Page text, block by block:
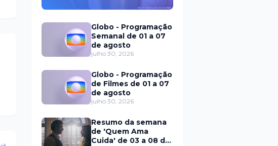
Globo - Programação
Semanal de 01 a 07
de agosto
julho 30, 2026
Globo - Programação
de Filmes de 01 a 07
de agosto
julho 30, 2026
Resumo da semana
de 'Quem Ama
Cuida' de 03 a 08 de